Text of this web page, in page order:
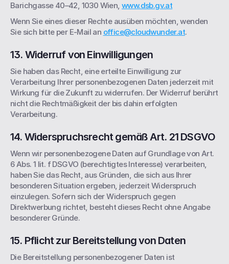
Barichgasse 40–42, 1030 Wien, www.dsb.gv.at
Wenn Sie eines dieser Rechte ausüben möchten, wenden
Sie sich bitte per E-Mail an office@cloudwunder.at.
13. Widerruf von Einwilligungen
Sie haben das Recht, eine erteilte Einwilligung zur
Verarbeitung Ihrer personenbezogenen Daten jederzeit mit
Wirkung für die Zukunft zu widerrufen. Der Widerruf berührt
nicht die Rechtmäßigkeit der bis dahin erfolgten
Verarbeitung.
14. Widerspruchsrecht gemäß Art. 21 DSGVO
Wenn wir personenbezogene Daten auf Grundlage von Art.
6 Abs. 1 lit. f DSGVO (berechtigtes Interesse) verarbeiten,
haben Sie das Recht, aus Gründen, die sich aus Ihrer
besonderen Situation ergeben, jederzeit Widerspruch
einzulegen. Sofern sich der Widerspruch gegen
Direktwerbung richtet, besteht dieses Recht ohne Angabe
besonderer Gründe.
15. Pflicht zur Bereitstellung von Daten
Die Bereitstellung personenbezogener Daten ist